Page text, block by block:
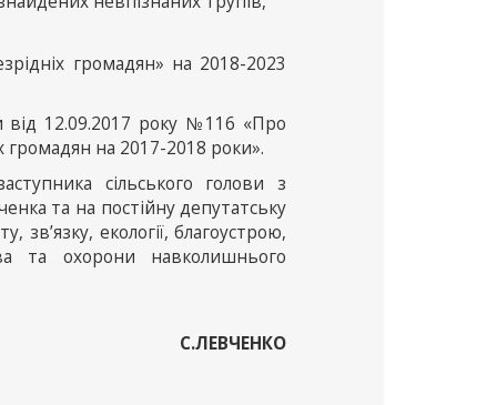
громадян» на 2018-2023
від 12.09.2017 року №116 «Про
на 2017-2018 роки».
сільського голови з
та на постійну депутатську
екології, благоустрою,
та охорони навколишнього
С.ЛЕВЧЕНКО